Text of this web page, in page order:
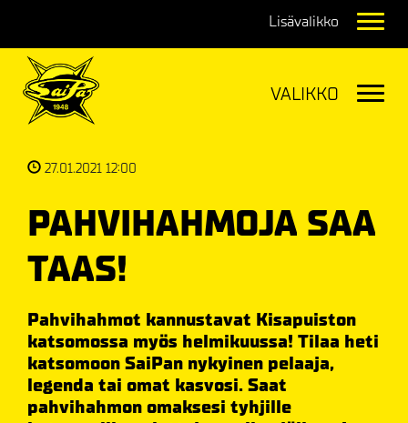
27.01.2021 12:00
PAHVIHAHMOJA SAA
TAAS!
Pahvihahmot kannustavat Kisapuiston
katsomossa myös helmikuussa! Tilaa heti
katsomoon SaiPan nykyinen pelaaja,
legenda tai omat kasvosi. Saat
pahvihahmon omaksesi tyhjille